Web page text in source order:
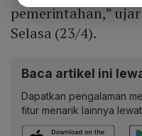
pemerintahan,”
Selasa (23/4).
Baca artikel ini
Dapatkan pengalaman
fitur menarik lainnya